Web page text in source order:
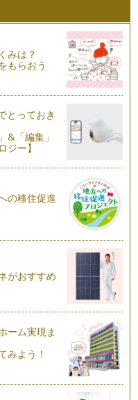
も大流行の兆しが見える
は…
タインのテーブルコーデ
ていき、２月のイベント
ムでテーブルが華やぐお
月」。ちょっとしたアイ
ま…
思っている男の子ママは
ーティーをしてみません
…
写真を残すアイデア
ー」も欠かせませんよ
ーを…
パーティーグッズ&アイ
あるバナー。『パーティ
みは？
もらおう
とっておき
&「編集」
ー】
の移住促進
がおすすめ
ーム実現ま
みよう！